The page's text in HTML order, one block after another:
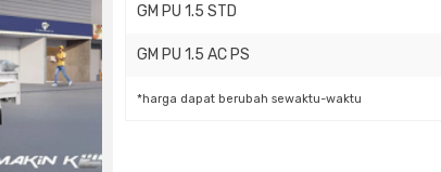
GM PU 1.5 STD
GM PU 1.5 AC PS
*harga dapat berubah sewaktu-waktu